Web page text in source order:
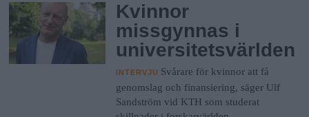
Kvinnor
missgynnas i
universitetsvärlden
INTERVJU Svårare för kvinnor att få
genomslag och finansiering, säger Ulf
Sandström vid KTH som studerat